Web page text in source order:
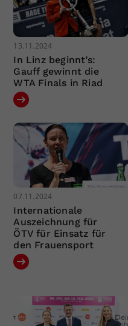
13.11.2024
In Linz beginnt’s:
Gauff gewinnt die
WTA Finals in Riad
07.11.2024
Internationale
Auszeichnung für
ÖTV für Einsatz für
den Frauensport